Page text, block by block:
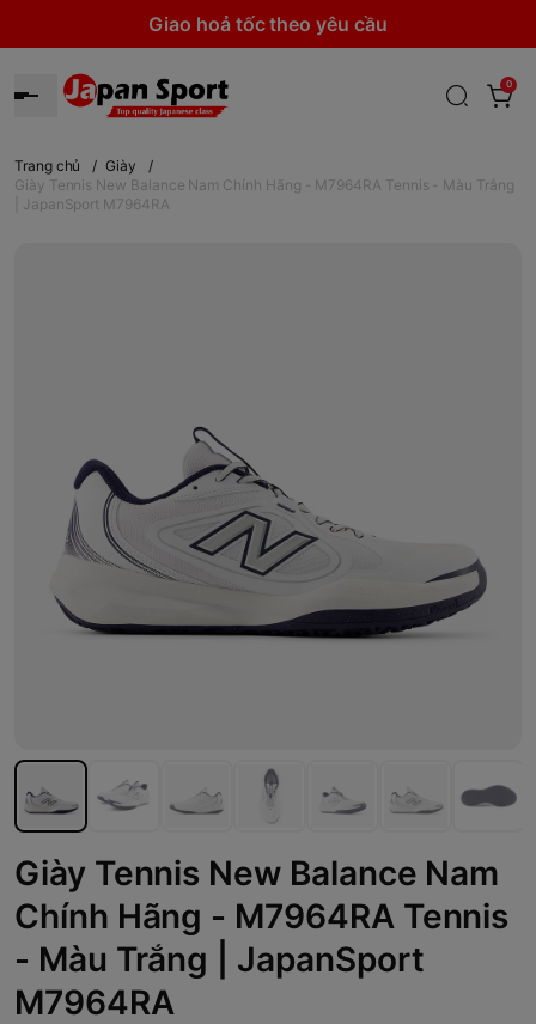
Giao hoả tốc theo yêu cầu
0
Trang chủ / Giày
/
Giày Tennis New Balance Nam Chính Hãng - M7964RA Tennis - Màu Trắng
| JapanSport M7964RA
Giày Tennis New Balance Nam
Chính Hãng - M7964RA Tennis
- Màu Trắng | JapanSport
M7964RA